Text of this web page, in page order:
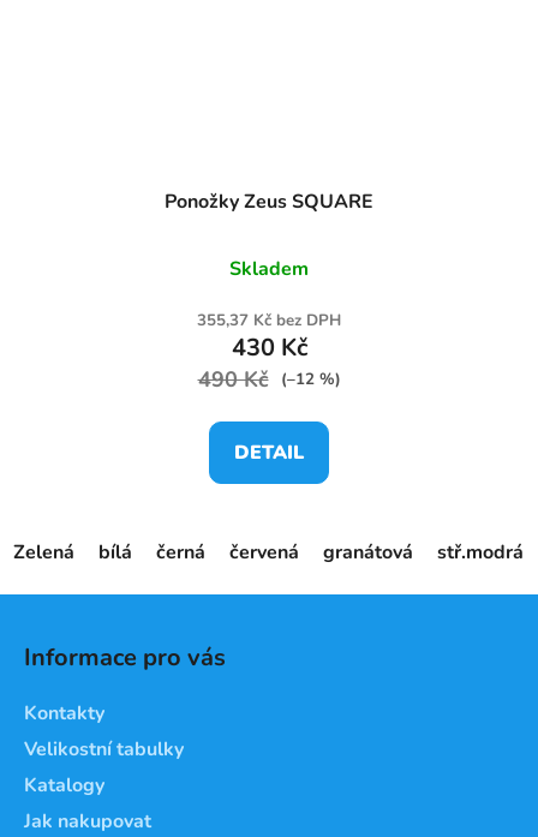
Ponožky Zeus SQUARE
Skladem
355,37 Kč bez DPH
430 Kč
490 Kč (–12 %)
DETAIL
Zelená bílá černá červená granátová stř.modrá
Informace pro vás
Kontakty
Velikostní tabulky
Katalogy
Jak nakupovat